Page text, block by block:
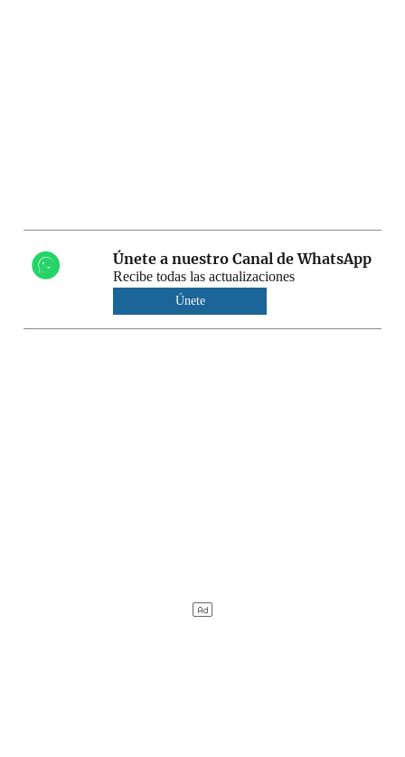
Únete a nuestro Canal de WhatsApp
Recibe todas las actualizaciones
Únete